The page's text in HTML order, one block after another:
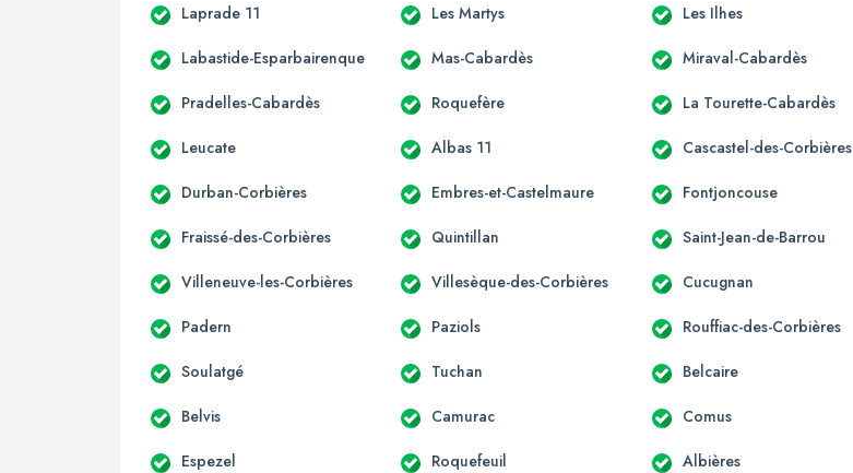
Laprade 11 Les Martys Les Ilhes
Labastide-Esparbairenque Mas-Cabardès Miraval-Cabardès
Pradelles-Cabardès Roquefère La Tourette-Cabardès
Leucate Albas 11 Cascastel-des-Corbières
Durban-Corbières Embres-et-Castelmaure Fontjoncouse
Fraissé-des-Corbières Quintillan Saint-Jean-de-Barrou
Villeneuve-les-Corbières Villesèque-des-Corbières Cucugnan
Padern Paziols Rouffiac-des-Corbières
Soulatgé Tuchan Belcaire
Belvis Camurac Comus
Espezel Roquefeuil Albières